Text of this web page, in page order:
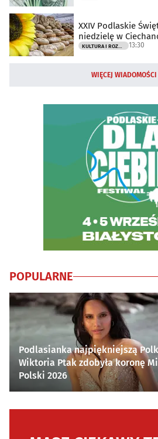
XXIV Podlaskie
niedzielę w
13:30
WIĘCEJ WIADOMOŚCI
POPULARNE
Podlasianka najpiękniejszą
Wiktoria Ptak zdobyła koronę
Polski 2026